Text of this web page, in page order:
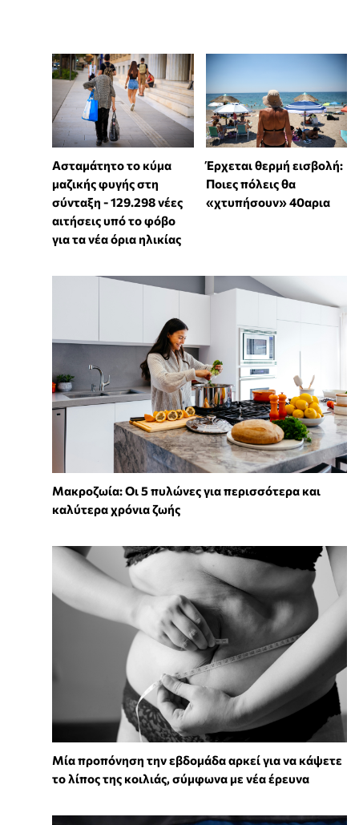
Ασταμάτητο το κύμα
μαζικής φυγής στη
σύνταξη - 129.298 νέες
αιτήσεις υπό το φόβο
για τα νέα όρια ηλικίας
Έρχεται θερμή εισβολή:
Ποιες πόλεις θα
«χτυπήσουν» 40αρια
Mακροζωία: Οι 5 πυλώνες για περισσότερα και
καλύτερα χρόνια ζωής
Μία προπόνηση την εβδομάδα αρκεί για να κάψετε
το λίπος της κοιλιάς, σύμφωνα με νέα έρευνα